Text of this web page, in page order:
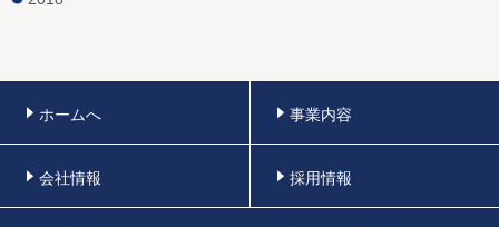
ホームへ 事業内容
会社情報 採用情報